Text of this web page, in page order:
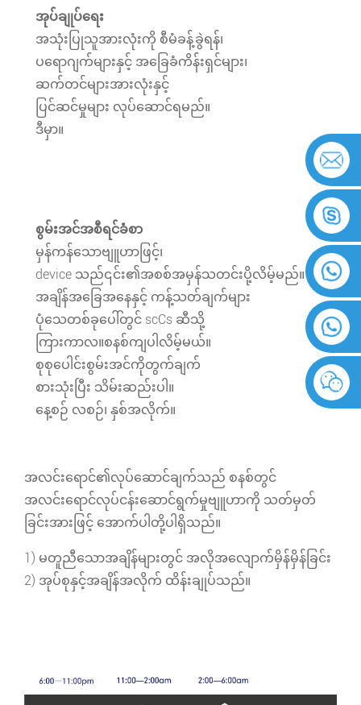
အုပ်ချုပ်ရေး
အသုံးပြုသူအားလုံးကို စီမံခန့်ခွဲရန်၊
ပရောဂျက်များနှင့် အခြေခံကိန်းရှင်များ၊
ဆက်တင်များအားလုံးနှင့်
ပြင်ဆင်မှုများ လုပ်ဆောင်ရမည်။
ဒီမှာ။
စွမ်းအင်အစီရင်ခံစာ
မှန်ကန်သောဗျူဟာဖြင့်၊
device သည်၎င်း၏အစစ်အမှန်သတင်းပို့လိမ့်မည်။
အချိန်အခြေအနေနှင့် ကန့်သတ်ချက်များ
ပုံသေတစ်ခုပေါ်တွင် scCs ဆီသို့
ကြားကာလ။စနစ်ကျပါလိမ့်မယ်။
စုစုပေါင်းစွမ်းအင်ကိုတွက်ချက်
စားသုံးပြီး သိမ်းဆည်းပါ။
နေ့စဉ် လစဉ်၊ နှစ်အလိုက်။
အလင်းရောင်၏လုပ်ဆောင်ချက်သည် စနစ်တွင်
အလင်းရောင်လုပ်ငန်းဆောင်ရွက်မှုဗျူဟာကို သတ်မှတ်
ခြင်းအားဖြင့် အောက်ပါတို့ပါရှိသည်။
1) မတူညီသောအချိန်များတွင် အလိုအလျောက်မှိန်မှိန်ခြင်း
2) အုပ်စုနှင့်အချိန်အလိုက် ထိန်းချုပ်သည်။